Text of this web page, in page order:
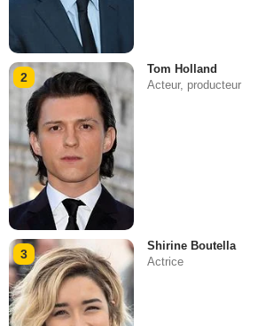
2
Tom Holland
Acteur, producteur
3
Shirine Boutella
Actrice